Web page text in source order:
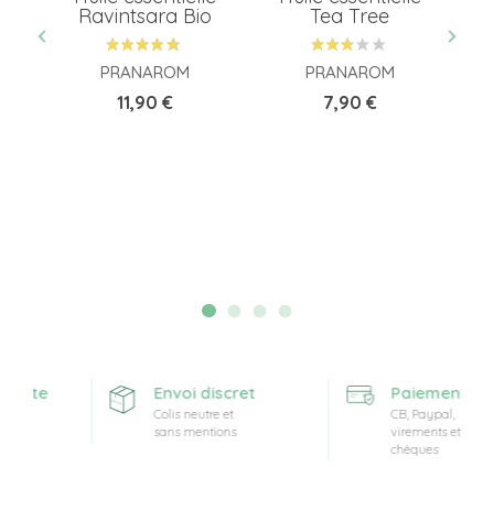
Ravintsara Bio
PRANAROM
Prix
11,90 €
Tea Tree
PRANAROM
Prix
7,90 €
Envoi discret
Colis neutre et
sans mentions
Paiement
CB, Paypal,
virements et
chèques